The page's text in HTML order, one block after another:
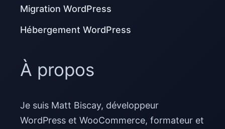
Migration WordPress
Hébergement WordPress
À propos
Je suis Matt Biscay, développeur
WordPress et WooCommerce, formateur et